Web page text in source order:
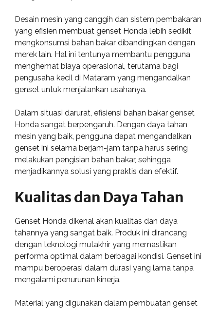
Desain mesin yang canggih dan sistem pembakaran
yang efisien membuat genset Honda lebih sedikit
mengkonsumsi bahan bakar dibandingkan dengan
merek lain. Hal ini tentunya membantu pengguna
menghemat biaya operasional, terutama bagi
pengusaha kecil di Mataram yang mengandalkan
genset untuk menjalankan usahanya.
Dalam situasi darurat, efisiensi bahan bakar genset
Honda sangat berpengaruh. Dengan daya tahan
mesin yang baik, pengguna dapat mengandalkan
genset ini selama berjam-jam tanpa harus sering
melakukan pengisian bahan bakar, sehingga
menjadikannya solusi yang praktis dan efektif.
Kualitas dan Daya Tahan
Genset Honda dikenal akan kualitas dan daya
tahannya yang sangat baik. Produk ini dirancang
dengan teknologi mutakhir yang memastikan
performa optimal dalam berbagai kondisi. Genset ini
mampu beroperasi dalam durasi yang lama tanpa
mengalami penurunan kinerja.
Material yang digunakan dalam pembuatan genset